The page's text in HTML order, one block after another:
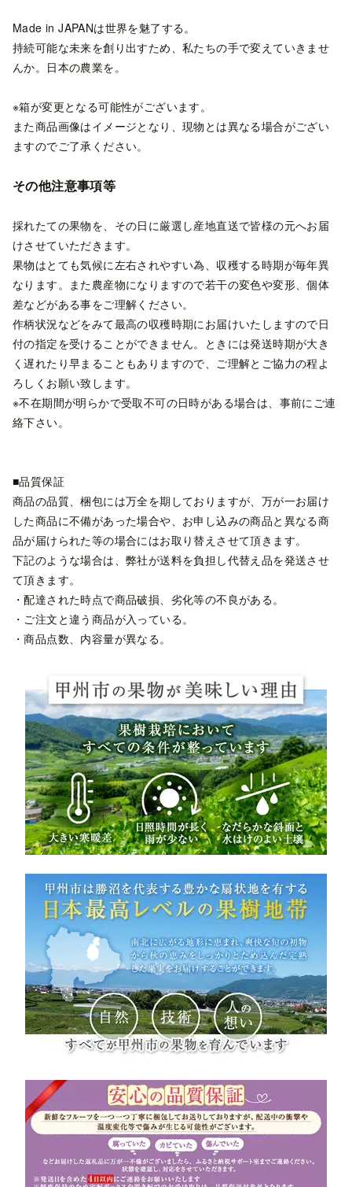
Made in JAPANは世界を魅了する。
持続可能な未来を創り出すため、私たちの手で変えていきませ
んか。日本の農業を。
※箱が変更となる可能性がございます。
また商品画像はイメージとなり、現物とは異なる場合がござい
ますのでご了承ください。
その他注意事項等
採れたての果物を、その日に厳選し産地直送で皆様の元へお届
けさせていただきます。
果物はとても気候に左右されやすい為、収穫する時期が毎年異
なります。また農産物になりますので若干の変色や変形、個体
差などがある事をご理解ください。
作柄状況などをみて最高の収穫時期にお届けいたしますので日
付の指定を受けることができません。ときには発送時期が大き
く遅れたり早まることもありますので、ご理解とご協力の程よ
ろしくお願い致します。
※不在期間が明らかで受取不可の日時がある場合は、事前にご連
絡下さい。
■品質保証
商品の品質、梱包には万全を期しておりますが、万が一お届け
した商品に不備があった場合や、お申し込みの商品と異なる商
品が届けられた等の場合にはお取り替えさせて頂きます。
下記のような場合は、弊社が送料を負担し代替え品を発送させ
て頂きます。
・配達された時点で商品破損、劣化等の不良がある。
・ご注文と違う商品が入っている。
・商品点数、内容量が異なる。